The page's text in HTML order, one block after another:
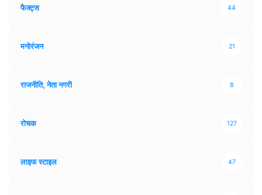
फैक्ट्स 44
मनोरंजन 21
राजनीति, नेता नगरी 8
रोचक 127
लाइफ स्टाइल 47